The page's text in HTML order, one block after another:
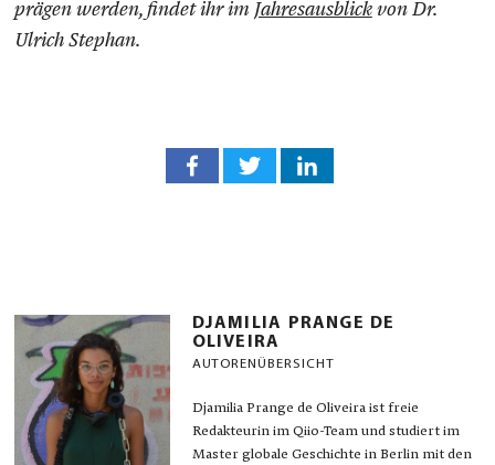
prägen werden, findet ihr im Jahresausblickvon Dr.
Ulrich Stephan.
DJAMILIA PRANGE DE
OLIVEIRA
AUTORENÜBERSICHT
Djamilia Prange de Oliveira ist freie
Redakteurin im Qiio-Team und studiert im
Master globale Geschichte in Berlin mit den